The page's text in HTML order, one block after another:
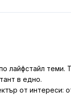
лайфстайл теми.
в едно.
от интереси: